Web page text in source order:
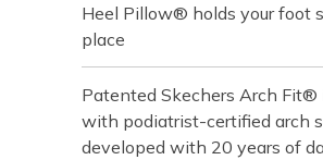
Heel Pillow® holds your foot
place
Patented Skechers Arch Fit®
with podiatrist-certified arch
developed with 20 years of